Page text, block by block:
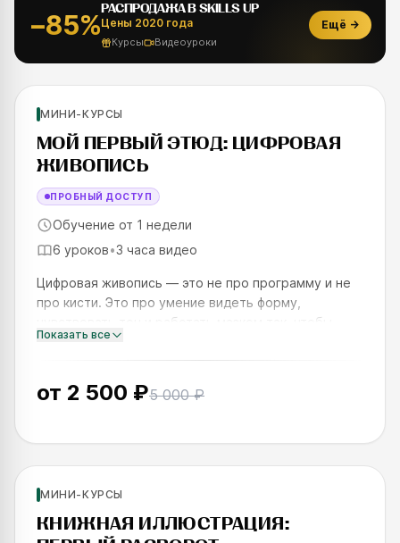
−85%
РАСПРОДАЖА В SKILLS UP
Цены 2020 года
Курсы Видеоуроки
Ещё →
SKILLS UP
МИНИ-КУРСЫ
МОЙ ПЕРВЫЙ ЭТЮД: ЦИФРОВАЯ
ЖИВОПИСЬ
ПРОБНЫЙ ДОСТУП
Обучение от 1 недели
6 уроков•3 часа видео
Цифровая живопись — это не про программу и не
про кисти. Это про умение видеть форму,
чувствовать тон и работать мазком так, чтобы
работа дышала. За одну неделю вы пройдёте путь
Показать все
от 2 500 ₽5 000 ₽
SKILLS UP
МИНИ-КУРСЫ
КНИЖНАЯ ИЛЛЮСТРАЦИЯ: